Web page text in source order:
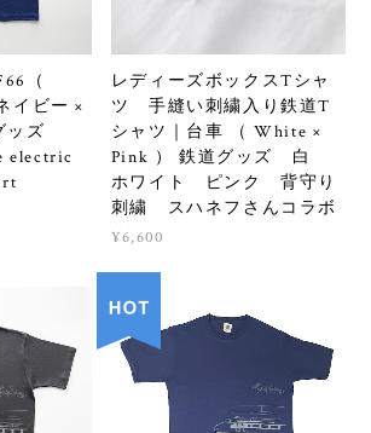
（
イビー ×
ッズ
レディーズボックスTシャ
ツ 手縫い刺繍入り鉄道T
シャツ｜台車 （ White ×
Pink ） 鉄道グッズ 白
ホワイト ピンク 背守り
刺繍 スハネフさんコラボ
¥6,600